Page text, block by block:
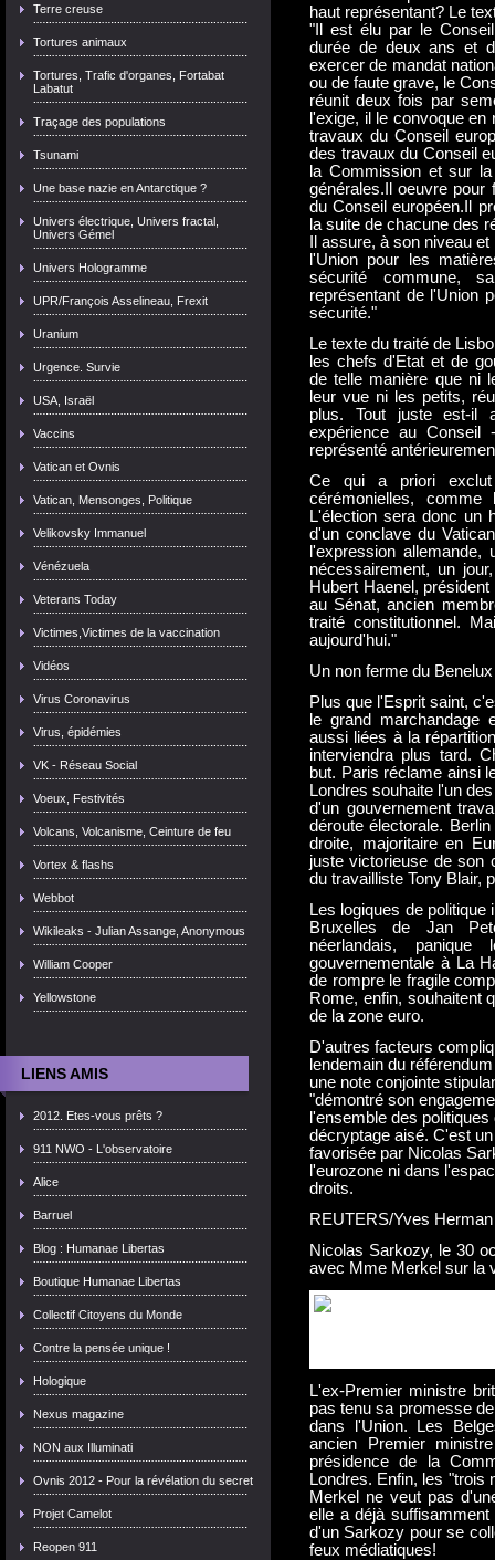
Terre creuse
Tortures animaux
Tortures, Trafic d'organes, Fortabat
Labatut
Traçage des populations
Tsunami
Une base nazie en Antarctique ?
Univers électrique, Univers fractal,
Univers Gémel
Univers Hologramme
UPR/François Asselineau, Frexit
Uranium
Urgence. Survie
USA, Israël
Vaccins
Vatican et Ovnis
Vatican, Mensonges, Politique
Velikovsky Immanuel
Vénézuela
Veterans Today
Victimes,Victimes de la vaccination
Vidéos
Virus Coronavirus
Virus, épidémies
VK - Réseau Social
Voeux, Festivités
Volcans, Volcanisme, Ceinture de feu
Vortex & flashs
Webbot
Wikileaks - Julian Assange, Anonymous
William Cooper
Yellowstone
LIENS AMIS
2012. Etes-vous prêts ?
911 NWO - L'observatoire
Alice
Barruel
Blog : Humanae Libertas
Boutique Humanae Libertas
Collectif Citoyens du Monde
Contre la pensée unique !
Hologique
Nexus magazine
NON aux Illuminati
Ovnis 2012 - Pour la révélation du secret
Projet Camelot
Reopen 911
haut représentant? Le
"Il est élu par le
durée de deux ans et
exercer de mandat
ou de faute grave, le
réunit deux fois par
l'exige, il le convoque
travaux du Conseil
des travaux du Conseil
la Commission et sur
générales.Il oeuvre
du Conseil européen.Il
la suite de chacune des
Il assure, à son niveau
l'Union pour les
sécurité commune,
représentant de l'Union
sécurité."
Le texte du traité de
les chefs d'Etat et de
de telle manière que ni
leur vue ni les petits,
plus. Tout juste est-il
expérience au
représenté
Ce qui a priori
cérémonielles, comme
L'élection sera donc un
d'un conclave du
l'expression
nécessairement, un
Hubert Haenel,
au Sénat, ancien
traité constitutionnel.
aujourd'hui."
Un non ferme du
Plus que l'Esprit saint,
le grand
aussi liées à la
interviendra plus tard.
but. Paris réclame ainsi
Londres souhaite l'un
d'un gouvernement
déroute électorale.
droite, majoritaire en
juste victorieuse de son
du travailliste Tony Blair,
Les logiques de
Bruxelles de Jan
néerlandais,
gouvernementale à La
de rompre le fragile
Rome, enfin, souhaitent
de la zone euro.
D'autres facteurs
lendemain du
une note conjointe
"démontré son
l'ensemble des
décryptage aisé. C'est
favorisée par Nicolas
l'eurozone ni dans
droits.
REUTERS/Yves Herman
Nicolas Sarkozy, le 30
avec Mme Merkel sur la
L'ex-Premier ministre
pas tenu sa promesse
dans l'Union. Les
ancien Premier
présidence de la
Londres. Enfin, les "trois
Merkel ne veut pas
elle a déjà
d'un Sarkozy pour se
feux médiatiques!